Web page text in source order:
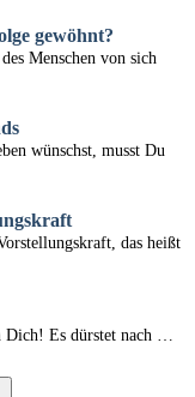
gewöhnt?
Menschen von sich
wünschst, musst Du
das heißt
Dich! Es dürstet nach …